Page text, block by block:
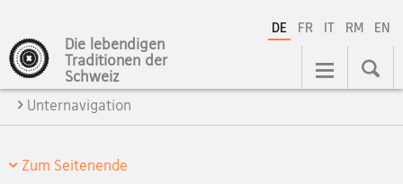
DE FR IT RM EN
Die lebendigen
Traditionen der
Schweiz
Hauptnavigation
Unternavigation
Zum Seitenende